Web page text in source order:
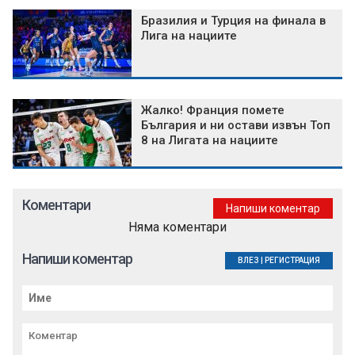
Бразилия и Турция на финала в
Лига на нациите
Жалко! Франция помете
България и ни остави извън Топ
8 на Лигата на нациите
Коментари Напиши коментар
Няма коментари
Напиши коментар ВЛЕЗ РЕГИСТРАЦИЯ